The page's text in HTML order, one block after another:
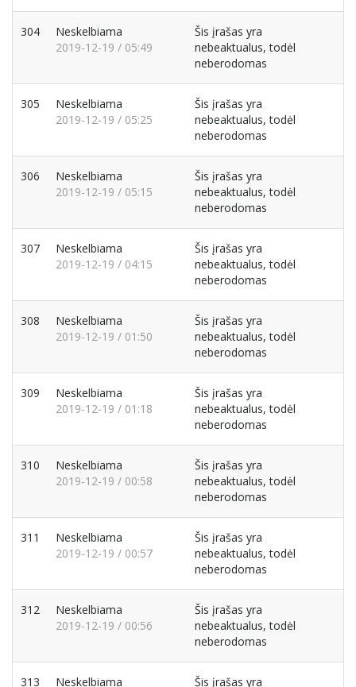
304
Neskelbiama
2019-12-19 / 05:49
Šis įrašas yra
nebeaktualus, todėl
neberodomas
305
Neskelbiama
2019-12-19 / 05:25
Šis įrašas yra
nebeaktualus, todėl
neberodomas
306
Neskelbiama
2019-12-19 / 05:15
Šis įrašas yra
nebeaktualus, todėl
neberodomas
307
Neskelbiama
2019-12-19 / 04:15
Šis įrašas yra
nebeaktualus, todėl
neberodomas
308
Neskelbiama
2019-12-19 / 01:50
Šis įrašas yra
nebeaktualus, todėl
neberodomas
309
Neskelbiama
2019-12-19 / 01:18
Šis įrašas yra
nebeaktualus, todėl
neberodomas
310
Neskelbiama
2019-12-19 / 00:58
Šis įrašas yra
nebeaktualus, todėl
neberodomas
311
Neskelbiama
2019-12-19 / 00:57
Šis įrašas yra
nebeaktualus, todėl
neberodomas
312
Neskelbiama
2019-12-19 / 00:56
Šis įrašas yra
nebeaktualus, todėl
neberodomas
313
Neskelbiama
Šis įrašas yra